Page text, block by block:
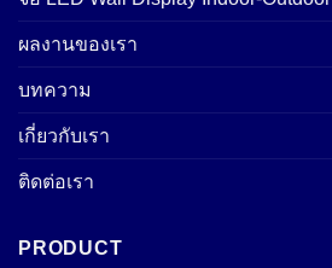
ผลงานของเรา
บทความ
เกี่ยวกับเรา
ติดต่อเรา
PRODUCT